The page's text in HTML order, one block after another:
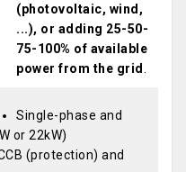
(photovoltaic, wind,
...), or adding 25-50-
75-100% of available
power from the grid
Single-phase and
or 22kW)
(protection) and